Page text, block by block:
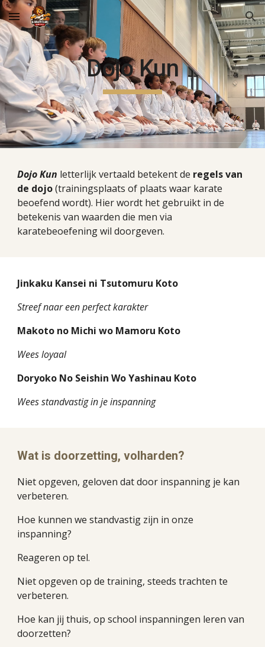
Skip to main content Skip to navigation
Dojo Kun
Dojo Kun letterlijk vertaald betekent de regels van
de dojo (trainingsplaats of plaats waar karate
beoefend wordt). Hier wordt het gebruikt in de
betekenis van waarden die men via
karatebeoefening wil doorgeven.
Jinkaku Kansei ni Tsutomuru Koto
Streef naar een perfect karakter
Makoto no Michi wo Mamoru Koto
Wees loyaal
Doryoko No Seishin Wo Yashinau Koto
Wees standvastig in je inspanning
Wat is doorzetting, volharden?
Niet opgeven, geloven dat door inspanning je kan
verbeteren.
Hoe kunnen we standvastig zijn in onze
inspanning?
Reageren op tel.
Niet opgeven op de training, steeds trachten te
verbeteren.
Hoe kan jij thuis, op school inspanningen leren van
doorzetten?